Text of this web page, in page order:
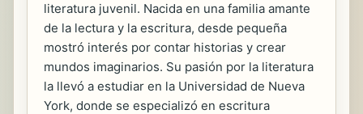
literatura juvenil. Nacida en una familia amante
de la lectura y la escritura, desde pequeña
mostró interés por contar historias y crear
mundos imaginarios. Su pasión por la literatura
la llevó a estudiar en la Universidad de Nueva
York, donde se especializó en escritura